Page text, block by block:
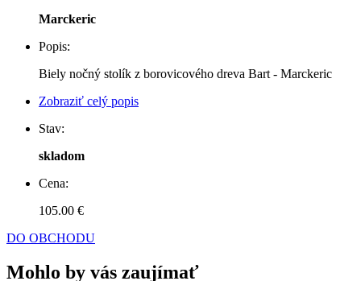
Marckeric
Popis:
Biely nočný stolík z borovicového dreva Bart - Marckeric
Zobraziť celý popis
Stav:
skladom
Cena:
105.00 €
DO OBCHODU
Mohlo by vás zaujímať